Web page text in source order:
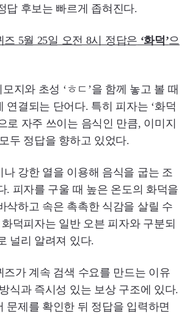
답 후보는 빠르게 좁혀진다.
5월 25일 오전 8시 정답은 ‘화덕’으
모지와 초성 ‘ㅎㄷ’을 함께 놓고 볼 때
연결되는 단어다. 특히 피자는 ‘화덕
로 자주 쓰이는 음식인 만큼, 이미지
두 정답을 향하고 있었다.
나 강한 열을 이용해 음식을 굽는 조
. 피자를 구울 때 높은 온도의 화덕을
삭하고 속은 촉촉한 식감을 살릴 수
덕피자는 일반 오븐 피자와 구분되
널리 알려져 있다.
즈가 계속 검색 수요를 만드는 이유
식과 즉시성 있는 보상 구조에 있다.
문제를 확인한 뒤 정답을 입력하면